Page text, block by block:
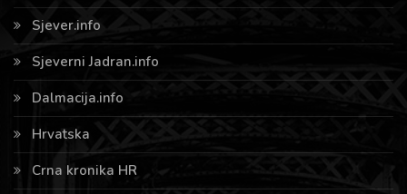
Sjever.info
Sjeverni Jadran.info
Dalmacija.info
Hrvatska
Crna kronika HR